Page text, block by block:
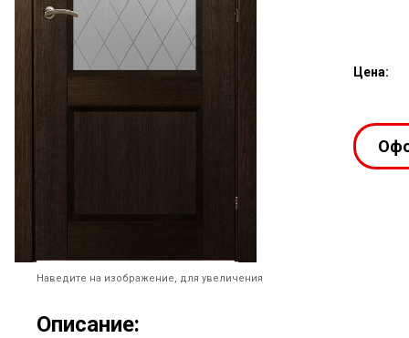
Наведите на изображение, для увеличения
Цена:
Описание: